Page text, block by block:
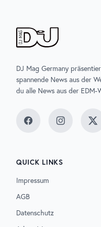
DJ Mag Germany
spannende News aus der
du alle News aus der EDM-
FacebookInstagram
QUICK LINKS
Impressum
AGB
Datenschutz